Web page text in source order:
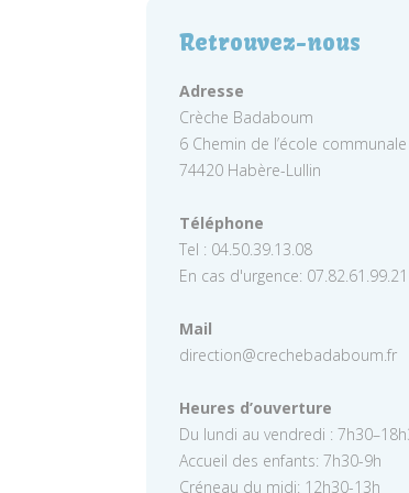
Retrouvez-nous
Adresse
Crèche Badaboum
6 Chemin de l’école communale
74420 Habère-Lullin
Téléphone
Tel : 04.50.39.13.08
En cas d'urgence: 07.82.61.99.21
Mail
direction@crechebadaboum.fr
Heures d’ouverture
Du lundi au vendredi :
Accueil des enfants: 7h30-9h
Créneau du midi: 12h30-13h